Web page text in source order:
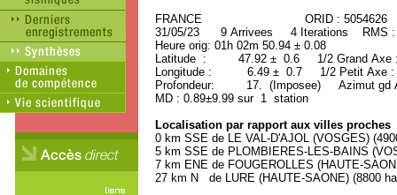
FRANCE ORID : 5054626
31/05/23 9 Arrivees 4 Iterations RMS
Heure orig: 01h 02m 50.94 ± 0.08
Latitude : 47.92 ± 0.6 1/2 Grand
Longitude : 6.49 ± 0.7 1/2 Petit Axe
Profondeur: 17. (Imposee) Azimut gd
MD : 0.89±9.99 sur 1 station
Localisation par rapport aux villes proches
0 km SSE de LE VAL-D'AJOL (VOSGES)
5 km SSE de PLOMBIERES-LES-BAINS
7 km ENE de FOUGEROLLES (HAUTE-
27 km N de LURE (HAUTE-SAONE) (8800